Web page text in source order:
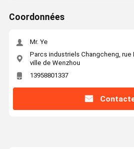
Coordonnées
Mr. Ye
Parcs industriels Changcheng, rue
ville de Wenzhou
13958801337